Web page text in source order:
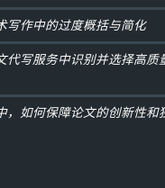
写作中的过度概括与简化
代写服务中识别并选择高质
，如何保障论文的创新性和